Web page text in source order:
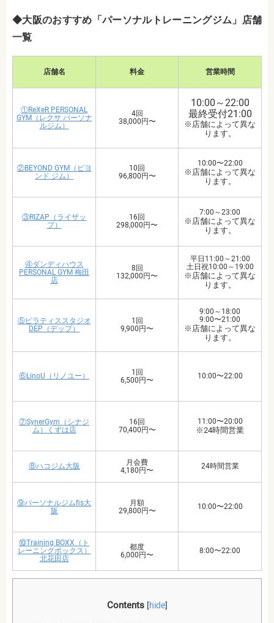
◆大阪のおすすめ「パーソナルトレーニングジム」店舗
一覧
店舗名 料金 営業時間
①ReXeR PERSONAL
GYM（レクサ パーソナ
ルジム）
4回
38,000円〜
10:00～22:00
最終受付21:00
※店舗によって異な
ります。
②BEYOND GYM（ビヨ
ンド ジム）
10回
96,800円〜
10:00〜22:00
※店舗によって異な
ります。
③RIZAP（ライザッ
プ）
16回
298,000円〜
7:00～23:00
※店舗によって異な
ります。
④ダンディハウス
PERSONAL GYM 梅田
店
8回
132,000円〜
平日11:00～21:00
土日祝10:00～19:00
※店舗によって異な
ります。
⑤ピラティススタジオ
DEP（デップ）
1回
9,900円〜
9:00～18:00
9:00〜21:00
※店舗によって異な
ります。
⑥LinoU（リノユー）
1回
6,500円〜
10:00〜22:00
⑦SynerGym（シナジ
ム）くずは店
16回
70,400円〜
11:00〜20:00
※24時間営業
⑧ハコジム大阪
月会費
4,180円〜
24時間営業
⑨パーソナルジムfis大
阪
月額
29,800円〜
10:00〜22:00
⑩Training BOXX（ト
レーニングボックス）
北花田店
都度
6,000円〜
8:00〜22:00
Contents [hide]